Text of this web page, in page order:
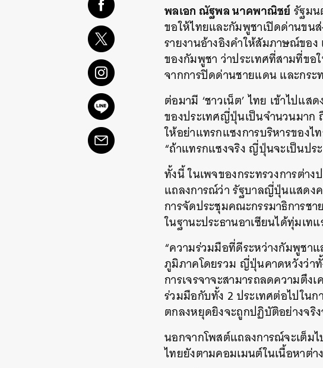
พลเอก ณัฐพล นาคพาณิชย์รัฐม
ขอให้ไทยและกัมพูชาเปิดด่านขน
รายงานอ้างอิงคำให้สัมภาษณ์ของ
ของกัมพูชา ว่าประเทศที่สามที่ข
จากการปิดด่านชายแดน และกร
ต่อมามี ‘ชาวเน็ต’ ไทย เข้าไปแส
ของประเทศญี่ปุ่นเป็นจำนวนมาก
ให้อย่าแทรกแซงการบริหารของ
“ถ้าแทรกแซงจริง ญี่ปุ่นจะเป็นปร
ทั้งนี้ ในเพจของกระทรวงการต่า
แถลงการณ์ว่า รัฐบาลญี่ปุ่นแสดง
การจัดประชุมคณะกรรมาธิการชา
ในฐานะประธานอาเซียนได้ทุ่มเท
“ความร่วมมือที่ดีระหว่างกัมพูชา
ภูมิภาคโดยรวม ญี่ปุ่นคาดหวังว่า
การเจรจาจะสามารถลดความตึ
ร่วมมือกับทั้ง 2 ประเทศต่อไปในก
ตกลงหยุดยิงจะถูกปฏิบัติอย่างจริง
นอกจากโพสต์แถลงการณ์จะเต็ม
ไทยยังตามคอมเมนต์ในเนื้อหาต่